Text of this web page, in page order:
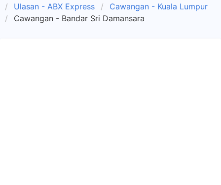
Ulasan - ABX Express
Cawangan - Kuala Lumpur
Cawangan - Bandar Sri Damansara